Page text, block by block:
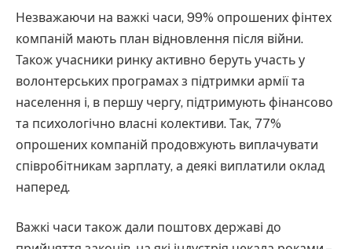
Незважаючи на важкі часи, 99% опрошених фінтех
компаній мають план відновлення після війни.
Також учасники ринку активно беруть участь у
волонтерських програмах з підтримки армії та
населення і, в першу чергу, підтримують фінансово
та психологічно власні колективи. Так, 77%
опрошених компаній продовжують виплачувати
співробітникам зарплату, а деякі виплатили оклад
наперед.
Важкі часи також дали поштовх державі до